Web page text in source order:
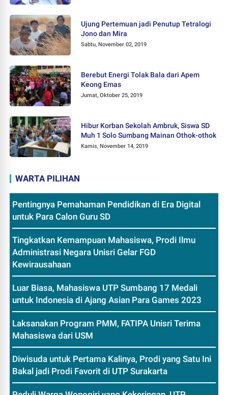
Ujung Pertemuan jadi Penutup Tetralogi
Jono dan Mira
Sabtu, November 02, 2019
Berebut Energi Tolak Bala dari Apem
Keong Emas
Jumat, Oktober 25, 2019
Hibur Korban Sekolah Ambruk, Siswa SD
Muh 1 Solo Sumbang Mainan Othok-othok
Kamis, November 14, 2019
WARTA PILIHAN
Pentingnya Pemahaman Pendidikan di Era Digital
untuk Para Calon Guru SD
Tingkatkan Kemampuan Mahasiswa, Prodi Ilmu
Administrasi Negara Unisri Gelar FGD
Kewirausahaan
Luar Biasa, Mahasiswa UTP Sumbang 17 Medali
untuk Indonesia di Ajang Asian Para Games 2023
Laksanakan Program PMM, FATIPA Unisri Terima
Mahasiswa dari USM
Diwisuda untuk Pertama Kalinya, Prodi yang Satu Ini
Bakal jadi Prodi Favorit di UTP Surakarta